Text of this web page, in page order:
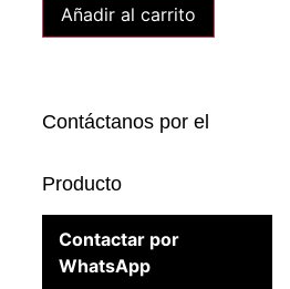
Añadir al carrito
Contáctanos por el
Producto
Contactar por
WhatsApp